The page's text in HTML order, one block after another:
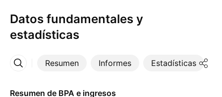
Datos fundamentales y
estadísticas
Resumen Informes Estadísticas
Más
Resumen de BPA e ingresos